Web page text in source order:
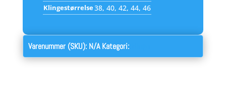
Klingestørrelse38, 40, 42, 44, 46
Varenummer (SKU): N/A Kategori: